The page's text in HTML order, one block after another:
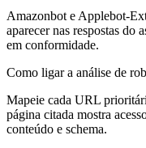
Amazonbot e Applebot-
aparecer nas respostas do
em conformidade.
Como ligar a análise de
Mapeie cada URL
página citada mostra
conteúdo e schema.